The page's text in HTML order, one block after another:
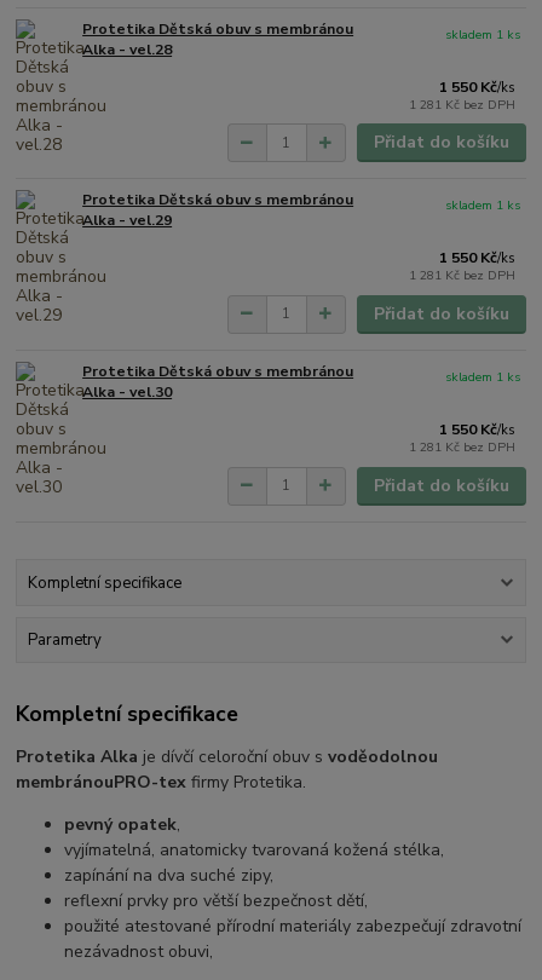
Protetika Dětská obuv s membránou
Alka - vel.28
1 550 Kč/ks
1 281 Kč bez DPH
skladem 1 ks
Přidat do košíku
Protetika Dětská obuv s membránou
Alka - vel.29
1 550 Kč/ks
1 281 Kč bez DPH
skladem 1 ks
Přidat do košíku
Protetika Dětská obuv s membránou
Alka - vel.30
1 550 Kč/ks
1 281 Kč bez DPH
skladem 1 ks
Přidat do košíku
Kompletní specifikace
Parametry
Kompletní specifikace
Protetika Alka je dívčí celoroční obuv svoděodolnou
membránouPRO-tex firmy Protetika.
pevný opatek,
vyjímatelná, anatomicky tvarovaná kožená stélka,
zapínání na dva suché zipy,
reflexní prvky pro větší bezpečnost dětí,
použité atestované přírodní materiály zabezpečují zdravotní
nezávadnost obuvi,